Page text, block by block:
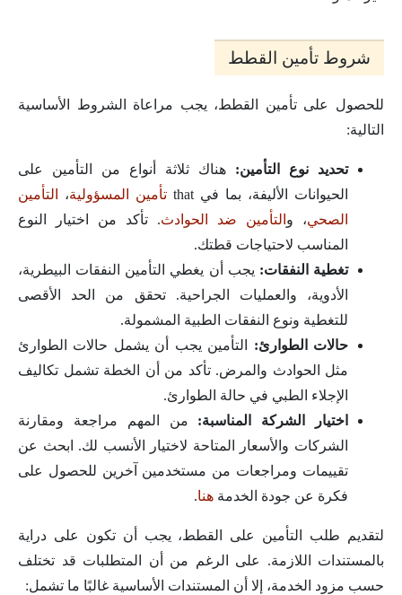
شروط تأمين القطط
للحصول على تأمين القطط، يجب مراعاة الشروط الأساسية
التالية:
تحديد نوع التأمين: هناك ثلاثة أنواع من التأمين على
الحيوانات الأليفة، بما في that
تأمين المسؤولية،
التأمين
الصحي، و التأمين ضد الحوادث. تأكد من اختيار النوع
المناسب لاحتياجات قطتك.
تغطية النفقات: يجب أن يغطي التأمين النفقات البيطرية،
الأدوية، والعمليات الجراحية. تحقق من الحد الأقصى
للتغطية ونوع النفقات الطبية المشمولة.
حالات الطوارئ: التأمين يجب أن يشمل حالات الطوارئ
مثل الحوادث والمرض. تأكد من أن الخطة تشمل تكاليف
الإجلاء الطبي في حالة الطوارئ.
اختيار الشركة المناسبة: من المهم مراجعة ومقارنة
الشركات والأسعار المتاحة لاختيار الأنسب لك. ابحث عن
تقييمات ومراجعات من مستخدمين آخرين للحصول على
فكرة عن جودة الخدمة هنا.
لتقديم طلب التأمين على القطط، يجب أن تكون على دراية
بالمستندات اللازمة. على الرغم من أن المتطلبات قد تختلف
حسب مزود الخدمة، إلا أن المستندات الأساسية غالبًا ما تشمل: